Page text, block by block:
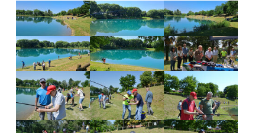
Show larger versionShow larger versionShow larger version
Show larger versionShow larger versionShow larger version
Show larger versionShow larger versionShow larger version
Show larger versionShow larger versionShow larger version